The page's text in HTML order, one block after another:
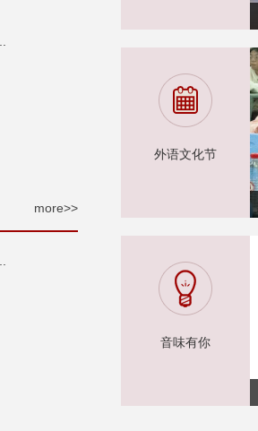
more>>
外语文化节
音味有你